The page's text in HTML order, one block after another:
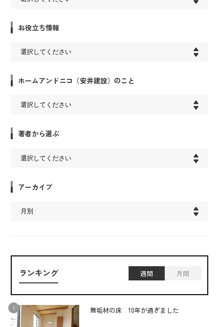
お役立ち情報
ホームアンドニコ（安井建設）のこと
著者から選ぶ
アーカイブ
ランキング 週間 月間
無垢材の床 10年が過ぎました